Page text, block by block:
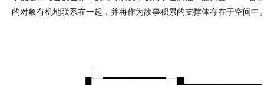
的对象有机地联系在一起，并将作为故事积累的支撑体存在于空间中